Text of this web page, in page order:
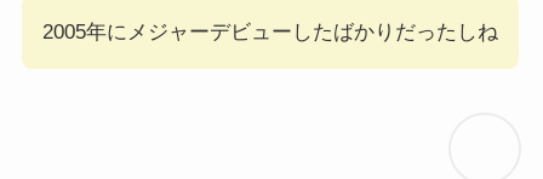
2005年にメジャーデビューしたばかりだったしね